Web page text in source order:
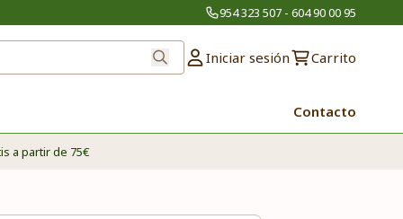
954 323 507 - 604 90 00 95
Iniciar sesión Carrito
Contacto
a partir de 75€